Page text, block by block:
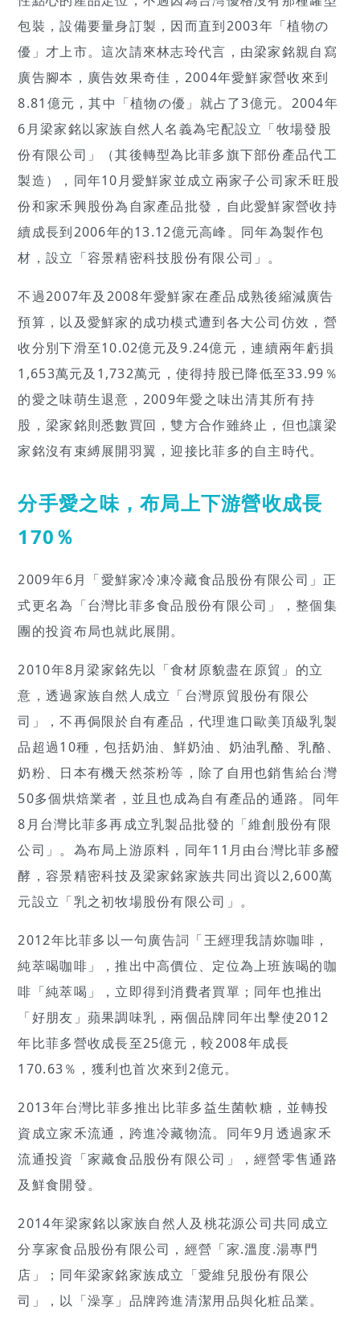
包裝，設備要量身訂製，因而直到2003年「植物の
優」才上市。這次請來林志玲代言，由梁家銘親自寫
廣告腳本，廣告效果奇佳，2004年愛鮮家營收來到
8.81億元，其中「植物の優」就占了3億元。2004年
6月梁家銘以家族自然人名義為宅配設立「牧場發股
份有限公司」（其後轉型為比菲多旗下部份產品代工
製造），同年10月愛鮮家並成立兩家子公司家禾旺股
份和家禾興股份為自家產品批發，自此愛鮮家營收持
續成長到2006年的13.12億元高峰。同年為製作包
材，設立「容景精密科技股份有限公司」。
不過2007年及2008年愛鮮家在產品成熟後縮減廣告
預算，以及愛鮮家的成功模式遭到各大公司仿效，營
收分別下滑至10.02億元及9.24億元，連續兩年虧損
1,653萬元及1,732萬元，使得持股已降低至33.99％
的愛之味萌生退意，2009年愛之味出清其所有持
股，梁家銘則悉數買回，雙方合作雖終止，但也讓梁
家銘沒有束縛展開羽翼，迎接比菲多的自主時代。
分手愛之味，布局上下游營收成長
170％
2009年6月「愛鮮家冷凍冷藏食品股份有限公司」正
式更名為「台灣比菲多食品股份有限公司」，整個集
團的投資布局也就此展開。
2010年8月梁家銘先以「食材原貌盡在原貿」的立
意，透過家族自然人成立「台灣原貿股份有限公
司」，不再侷限於自有產品，代理進口歐美頂級乳製
品超過10種，包括奶油、鮮奶油、奶油乳酪、乳酪、
奶粉、日本有機天然茶粉等，除了自用也銷售給台灣
50多個烘焙業者，並且也成為自有產品的通路。同年
8月台灣比菲多再成立乳製品批發的「維創股份有限
公司」。為布局上游原料，同年11月由台灣比菲多醱
酵，容景精密科技及梁家銘家族共同出資以2,600萬
元設立「乳之初牧場股份有限公司」。
2012年比菲多以一句廣告詞「王經理我請妳咖啡，
純萃喝咖啡」，推出中高價位、定位為上班族喝的咖
啡「純萃喝」，立即得到消費者買單；同年也推出
「好朋友」蘋果調味乳，兩個品牌同年出擊使2012
年比菲多營收成長至25億元，較2008年成長
170.63％，獲利也首次來到2億元。
2013年台灣比菲多推出比菲多益生菌軟糖，並轉投
資成立家禾流通，跨進冷藏物流。同年9月透過家禾
流通投資「家藏食品股份有限公司」，經營零售通路
及鮮食開發。
2014年梁家銘以家族自然人及桃花源公司共同成立
分享家食品股份有限公司，經營「家.溫度.湯專門
店」；同年梁家銘家族成立「愛維兒股份有限公
司」，以「澡享」品牌跨進清潔用品與化粧品業。